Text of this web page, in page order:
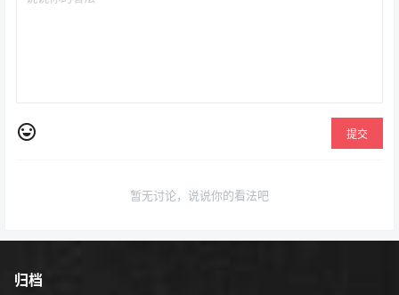
提交
暂无讨论，说说你的看法吧
归档